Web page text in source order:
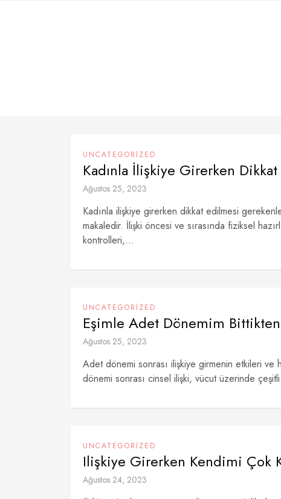
UNCATEGORIZED
Kadınla İlişkiye Girerken
Ağustos 25, 2023
Kadınla ilişkiye girerken dikkat edilmesi
makaledir. İlişki öncesi ve sırasında fiziksel
kontrolleri,...
UNCATEGORIZED
Eşimle Adet Dönemim
Ağustos 25, 2023
Adet dönemi sonrası ilişkiye girmenin etkileri ve
dönemi sonrası cinsel ilişki, vücut üzerinde
UNCATEGORIZED
Ilişkiye Girerken Kendimi Çok
Ağustos 24, 2023